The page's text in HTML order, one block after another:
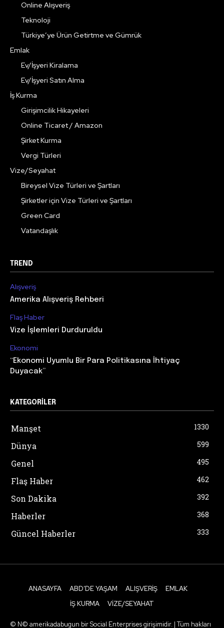
Online Alışveriş
Teknoloji
Türkiye’ye Ürün Getirtme ve Gümrük
Emlak
Ev/İşyeri Kiralama
Ev/İşyeri Satın Alma
İş Kurma
Girişimcilik Hikayeleri
Online Ticaret / Amazon
Şirket Kurma
Vergi Türleri
Vize/Seyahat
Bireysel Vize Türleri ve Şartları
Şirketler için Vize Türleri ve Şartları
Green Card
Vatandaşlık
TREND
Alışveriş
Amerika Alışveriş Rehberi
Flaş Haber
Vize İşlemleri Durduruldu
Ekonomi
“Ekonomi Uyumlu Bir Para Politikasına İhtiyaç
Duyacak”
KATEGORILER
Manşet 1330
Dünya 599
Genel 495
Flaş Haber 462
Son Dakika 392
Haberler 368
Güncel Haberler 333
ANASAYFA ABD’DE YAŞAM ALIŞVERIŞ
EMLAK
İŞ KURMA
VIZE/SEYAHAT
© N© amerikadabugun bir Social Enterprises girişimidir. | Tüm hakları